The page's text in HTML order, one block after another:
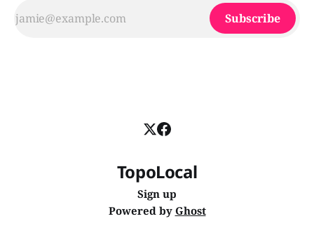
Subscribe
TopoLocal
Sign up
Powered by Ghost